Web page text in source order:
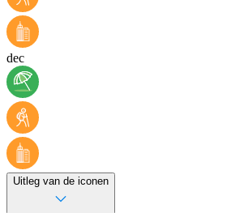
dec
Uitleg van de iconen